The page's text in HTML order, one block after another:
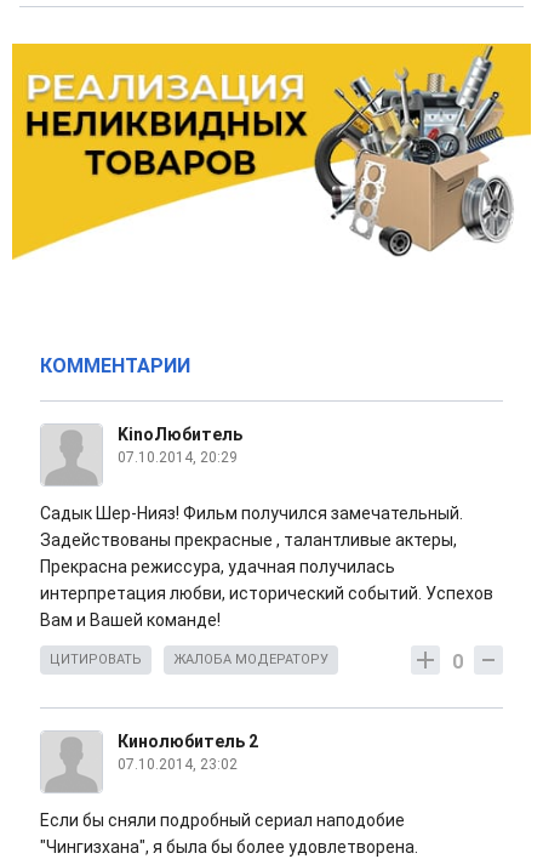
КОММЕНТАРИИ
KinoЛюбитель
07.10.2014, 20:29
Садык Шер-Нияз! Фильм получился замечательный.
Задействованы прекрасные , талантливые актеры,
Прекрасна режиссура, удачная получилась
интерпретация любви, исторический событий. Успехов
Вам и Вашей команде!
0
ЦИТИРОВАТЬ ЖАЛОБА МОДЕРАТОРУ
Кинолюбитель 2
07.10.2014, 23:02
Если бы сняли подробный сериал наподобие
"Чингизхана", я была бы более удовлетворена.